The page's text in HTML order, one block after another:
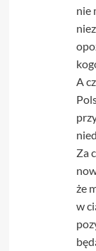
nie
A
Za
że
w